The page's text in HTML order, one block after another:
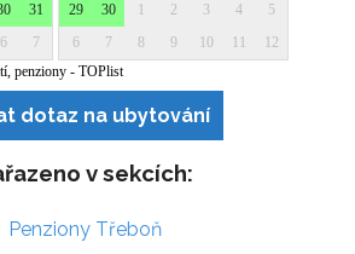
dotaz na ubytování
v sekcích:
Penziony Třeboň